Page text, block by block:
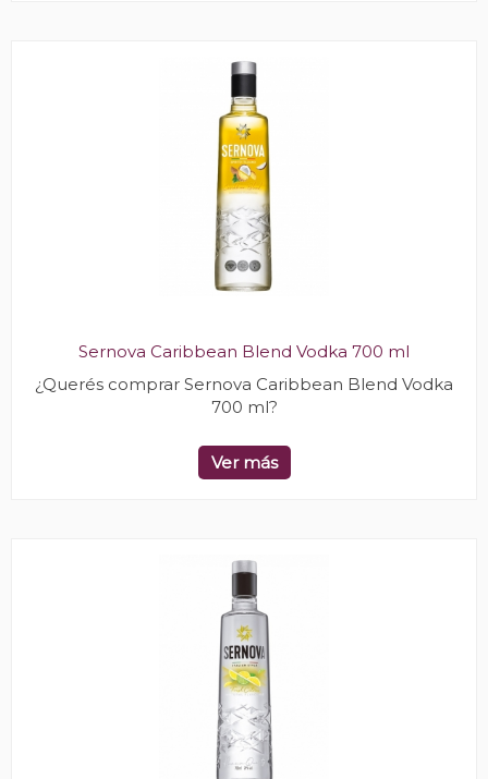
Sernova Caribbean Blend Vodka 700 ml
¿Querés comprar Sernova Caribbean Blend Vodka
700 ml?
Ver más